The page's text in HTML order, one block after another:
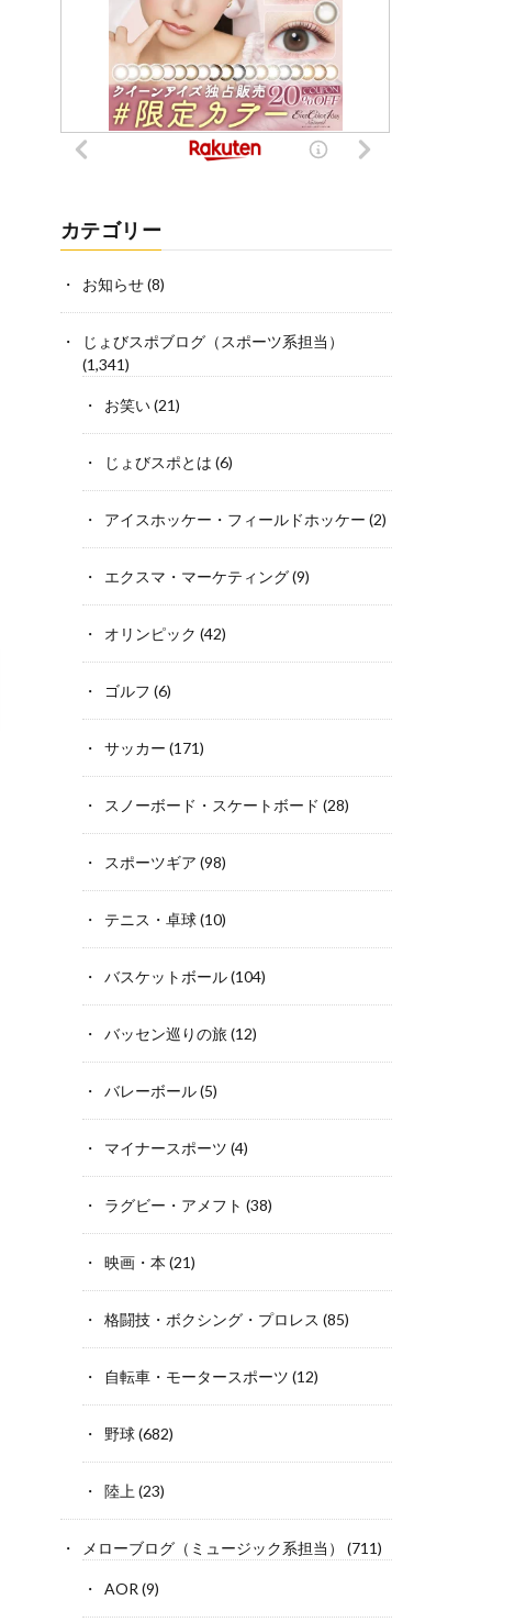
カテゴリー
お知らせ(8)
じょびスポブログ（スポーツ系担当）
(1,341)
お笑い(21)
じょびスポとは (6)
アイスホッケー・フィールドホッケー (2)
エクスマ・マーケティング(9)
オリンピック (42)
ゴルフ (6)
サッカー (171)
スノーボード・スケートボード (28)
スポーツギア (98)
テニス・卓球(10)
バスケットボール(104)
バッセン巡りの旅(12)
バレーボール(5)
マイナースポーツ (4)
ラグビー・アメフト (38)
映画・本 (21)
格闘技・ボクシング・プロレス (85)
自転車・モータースポーツ (12)
野球(682)
陸上 (23)
メローブログ（ミュージック系担当） (711)
AOR (9)